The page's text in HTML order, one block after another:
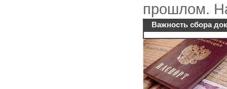
прошлом.
Важность сбора